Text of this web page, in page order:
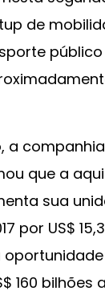
de
a
que a
sua
por US$
160 bilhões